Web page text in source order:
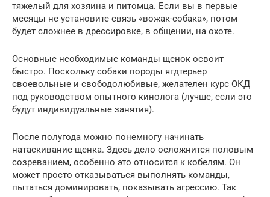
тяжелый для хозяина и питомца. Если вы в первые
месяцы не установите связь «вожак-собака», потом
будет сложнее в дрессировке, в общении, на охоте.
Основные необходимые команды щенок освоит
быстро. Поскольку собаки породы ягдтерьер
своевольные и свободолюбивые, желателен курс ОКД
под руководством опытного кинолога (лучше, если это
будут индивидуальные занятия).
После полугода можно понемногу начинать
натаскивание щенка. Здесь дело осложнится половым
созреванием, особенно это относится к кобелям. Он
может просто отказываться выполнять команды,
пытаться доминировать, показывать агрессию. Так